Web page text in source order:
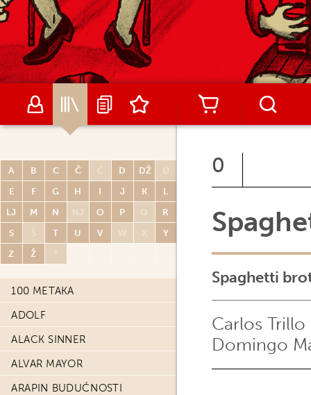
A B C Č Ć D DŽ
Đ
E
F G H I J K
L
LJ
M N NJ O P Q
R
S
Š T U V W X
Y
Z
Ž *
100 METAKA
ADOLF
ALACK SINNER
ALVAR MAYOR
ARAPIN BUDUĆNOSTI
0
Spaghetti
Carlos Trillo
Domingo